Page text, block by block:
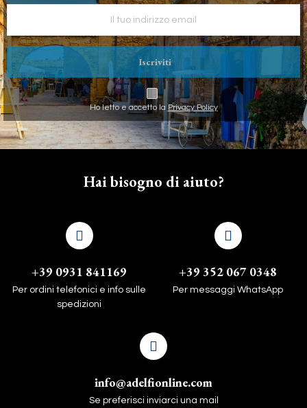
Iscriviti
Ho letto e accetto la Privacy Policy
Hai bisogno di aiuto?
+39 0931 841169
Per ordini telefonici e info sulle
spedizioni
+39 352 067 0348
Per messaggi WhatsApp
info@adelfionline.com
Se preferisci inviarci una mail